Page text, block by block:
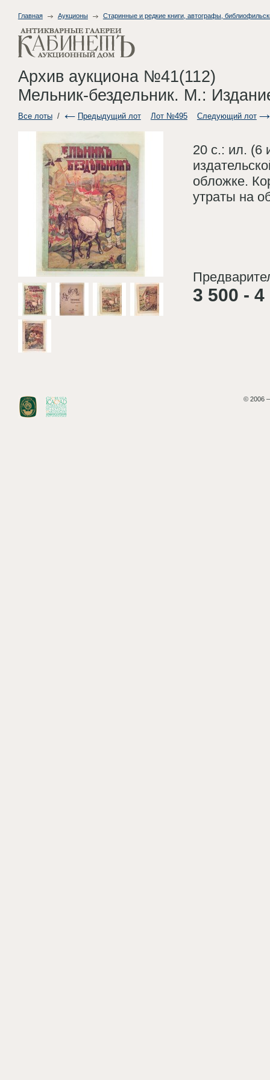
Главная Аукционы Старинные и редкие книги, автографы,
Архив аукциона №41(112)
Мельник-бездельник. М.:
Все лоты/ Предыдущий лот Лот №495 Следующий лот
20 с.: ил. (6
обложке.
утраты на
3 500 - 4
© 2006